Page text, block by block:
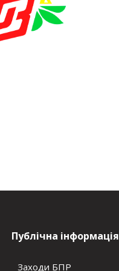
Публічна інформація
Заходи БПР